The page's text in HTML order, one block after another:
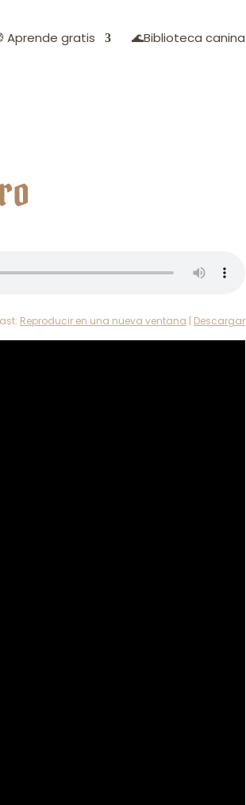
Aprende gratis 🌊Biblioteca canina
Reproducir en una nueva ventana | Descargar